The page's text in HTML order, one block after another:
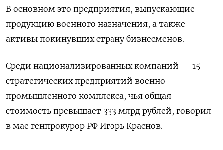
В основном это предприятия, выпускающие
продукцию военного назначения, а также
активы покинувших страну бизнесменов.
Среди национализированных компаний — 15
стратегических предприятий военно-
промышленного комплекса, чья общая
стоимость превышает 333 млрд рублей, говорил
в мае генпрокурор РФ Игорь Краснов.